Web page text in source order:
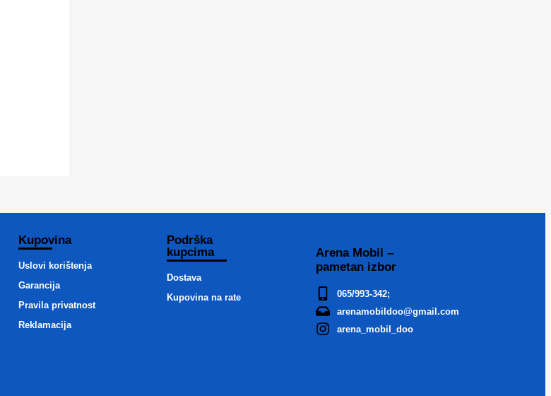
Kupovina
Uslovi korištenja
Garancija
Pravila privatnost
Reklamacija
Podrška
kupcima
Dostava
Kupovina na rate
Arena Mobil –
pametan izbor
065/993-342;
arenamobildoo@gmail.com
arena_mobil_doo